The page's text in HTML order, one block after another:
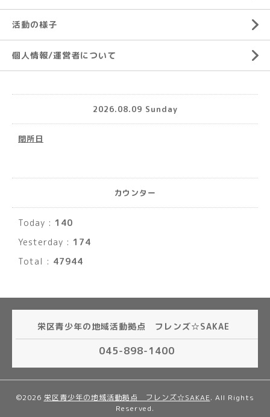
活動の様子
個人情報/運営者について
2026.08.09 Sunday
閉所日
カウンター
Today : 140
Yesterday : 174
Total : 47944
栄区青少年の地域活動拠点 フレンズ☆SAKAE
045-898-1400
©2026 栄区青少年の地域活動拠点 フレンズ☆SAKAE. All Rights
Reserved.